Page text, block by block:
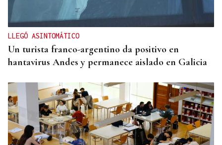
LLEGÓ ASINTOMÁTICO
Un turista franco-argentino da positivo en
hantavirus Andes y permanece aislado en Galicia